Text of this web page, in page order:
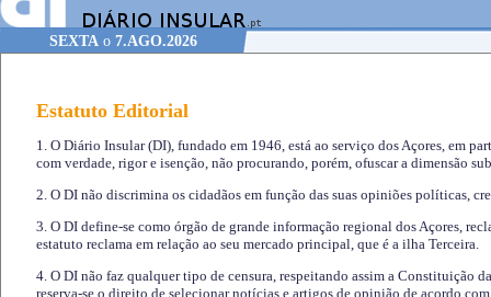
SEXTA o 7.AGO.2026
Estatuto Editorial
1. O Diário Insular (DI), fundado em 1946, está ao serviço dos Açores, em
com verdade, rigor e isenção, não procurando, porém, ofuscar a dimensão
2. O DI não discrimina os cidadãos em função das suas opiniões políticas,
3. O DI define-se como órgão de grande informação regional dos Açores,
estatuto reclama em relação ao seu mercado principal, que é a ilha Terceira.
4. O DI não faz qualquer tipo de censura, respeitando assim a Constituição
reserva-se o direito de selecionar notícias e artigos de opinião de acordo